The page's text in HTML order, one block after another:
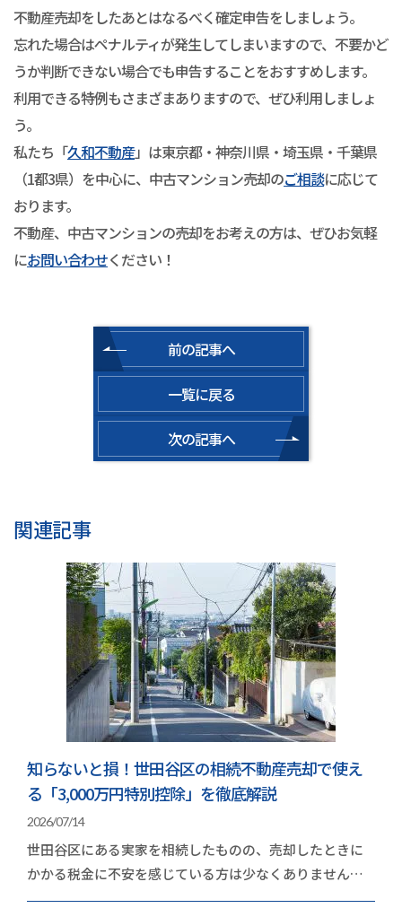
不動産売却をしたあとはなるべく確定申告をしましょう。
忘れた場合はペナルティが発生してしまいますので、不要かど
うか判断できない場合でも申告することをおすすめします。
利用できる特例もさまざまありますので、ぜひ利用しましょ
う。
私たち「久和不動産」は東京都・神奈川県・埼玉県・千葉県
（1都3県）を中心に、中古マンション売却のご相談に応じて
おります。
不動産、中古マンションの売却をお考えの方は、ぜひお気軽
にお問い合わせください！
前の記事へ
一覧に戻る
次の記事へ
関連記事
知らないと損！世田谷区の相続不動産売却で使え
る「3,000万円特別控除」を徹底解説
2026/07/14
世田谷区にある実家を相続したものの、売却したときに
かかる税金に不安を感じている方は少なくありません。
地価の高いエリアだけに、取得費や譲渡費用を差し引…